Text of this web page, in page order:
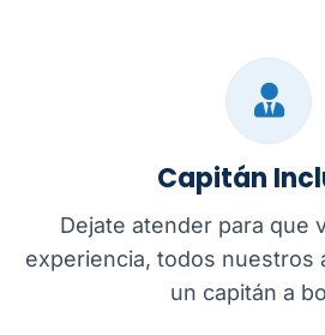
Capitán
Dejate atender para que
experiencia, todos nuestros
un capitán a